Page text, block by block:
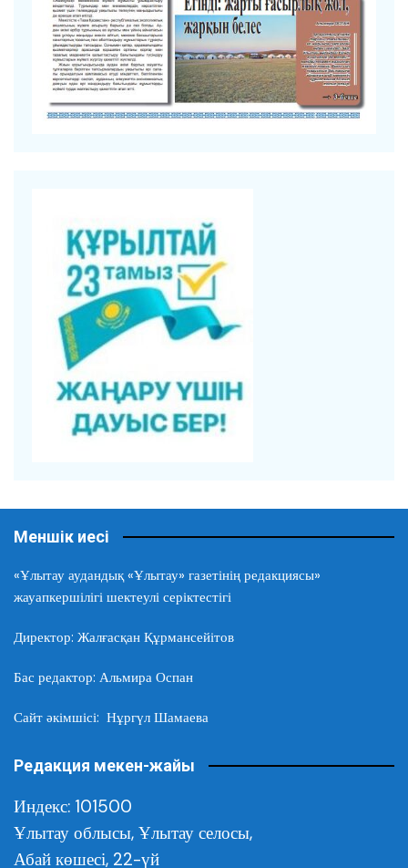
Меншік иесі
«Ұлытау аудандық «Ұлытау» газетінің редакциясы»
жауапкершілігі шектеулі серіктестігі
Директор: Жалғасқан Құрмансейітов
Бас редактор: Альмира Оспан
Сайт әкімшісі: Нұргүл Шамаева
Редакция мекен-жайы
Индекс: 101500
Ұлытау облысы, Ұлытау селосы,
Абай көшесі, 22-үй